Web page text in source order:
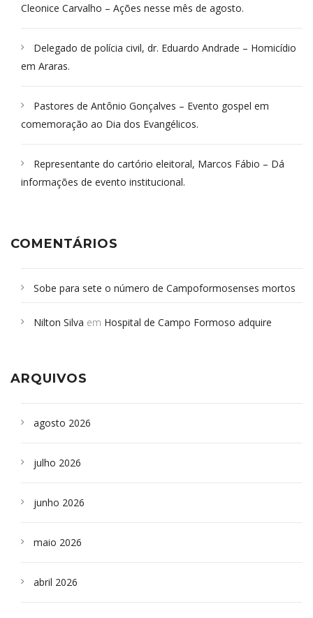
Cleonice Carvalho – Ações nesse mês de agosto.
Delegado de polícia civil, dr. Eduardo Andrade – Homicídio
em Araras.
Pastores de Antônio Gonçalves – Evento gospel em
comemoração ao Dia dos Evangélicos.
Representante do cartório eleitoral, Marcos Fábio – Dá
informações de evento institucional.
COMENTÁRIOS
Sobe para sete o número de Campoformosenses mortos
Campoformosenses que morreram em desabamentos são
Nilton Silva em Hospital de Campo Formoso adquire
ARQUIVOS
agosto 2026
julho 2026
junho 2026
maio 2026
abril 2026